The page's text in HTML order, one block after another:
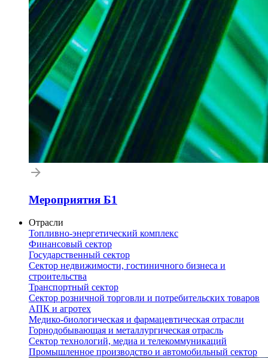
Мероприятия Б1
Отрасли
Топливно-энергетический комплекс
Финансовый сектор
Государственный сектор
Сектор недвижимости, гостиничного бизнеса и
строительства
Транспортный сектор
Сектор розничной торговли и потребительских товаров
АПК и агротех
Медико-биологическая и фармацевтическая отрасли
Горнодобывающая и металлургическая отрасль
Сектор технологий, медиа и телекоммуникаций
Промышленное производство и автомобильный сектор